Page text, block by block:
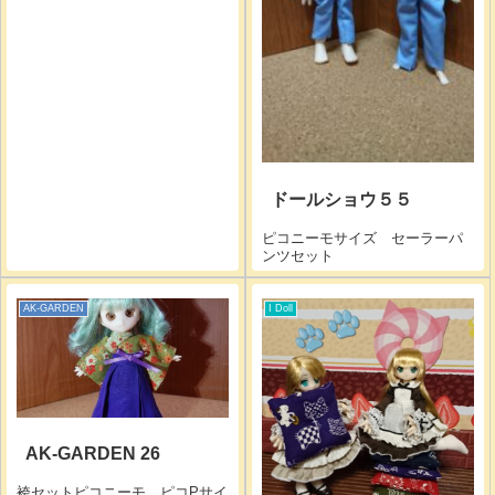
ドールショウ５５
ピコニーモサイズ セーラーパ
ンツセット
AK-GARDEN
AK-GARDEN 26
I Doll